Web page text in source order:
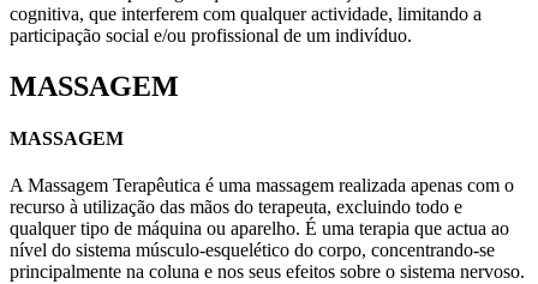
cognitiva, que interferem com qualquer actividade, limitando a
participação social e/ou profissional de um indivíduo.
MASSAGEM
MASSAGEM
A Massagem Terapêutica é uma massagem realizada apenas com o
recurso à utilização das mãos do terapeuta, excluindo todo e
qualquer tipo de máquina ou aparelho. É uma terapia que actua ao
nível do sistema músculo-esquelético do corpo, concentrando-se
principalmente na coluna e nos seus efeitos sobre o sistema nervoso.